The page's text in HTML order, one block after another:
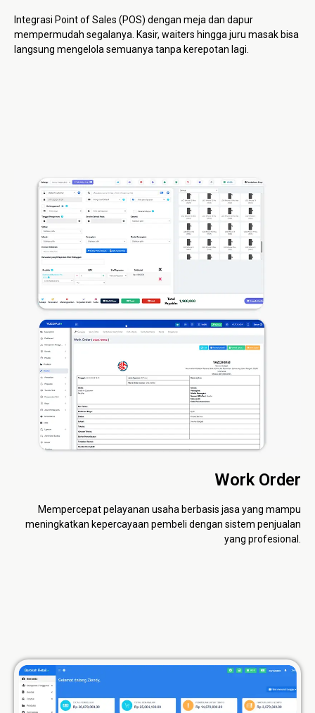
Integrasi Point of Sales (POS) dengan meja dan dapur
mempermudah segalanya. Kasir, waiters hingga juru masak bisa
langsung mengelola semuanya tanpa kerepotan lagi.
Work Order
Mempercepat pelayanan usaha berbasis jasa yang mampu
meningkatkan kepercayaan pembeli dengan sistem penjualan
yang profesional.